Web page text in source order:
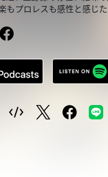
もプロレスも感性と感じた